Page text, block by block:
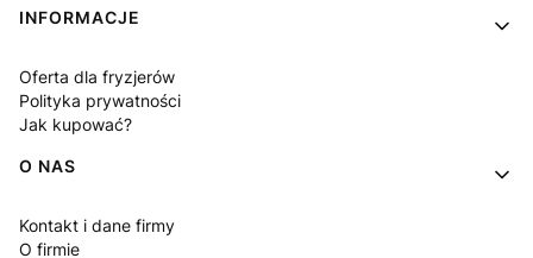
INFORMACJE
Oferta dla fryzjerów
Polityka prywatności
Jak kupować?
O NAS
Kontakt i dane firmy
O firmie